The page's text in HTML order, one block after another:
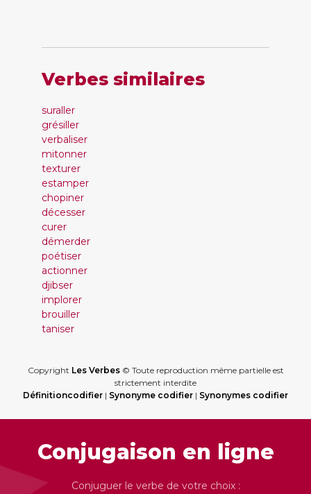
Verbes similaires
suraller
grésiller
verbaliser
mitonner
texturer
estamper
chopiner
décesser
curer
démerder
poétiser
actionner
djibser
implorer
brouiller
taniser
Copyright Les Verbes© Toute reproduction même partielle est
strictement interdite
Définitioncodifier | Synonyme codifier | Synonymes codifier
Conjugaison en ligne
Conjuguer le verbe de votre choix :